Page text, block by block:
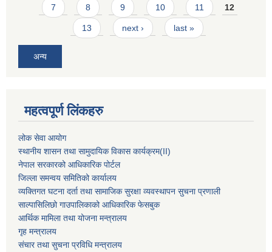
7 8 9 10 11 12
13 next › last »
अन्य
महत्वपूर्ण लिंकहरु
लोक सेवा आयोग
स्थानीय शासन तथा सामुदायिक विकास कार्यक्रम(II)
नेपाल सरकारको आधिकारिक पोर्टल
जिल्ला समन्वय समितिको कार्यालय
व्यक्तिगत घटना दर्ता तथा सामाजिक सुरक्षा व्यवस्थापन सुचना प्रणाली
साल्पासिलिछो गाउपालिकाको आधिकारिक फेसबुक
आर्थिक मामिला तथा योजना मन्त्रालय
गृह मन्त्रालय
संचार तथा सुचना प्रविधि मन्त्रालय